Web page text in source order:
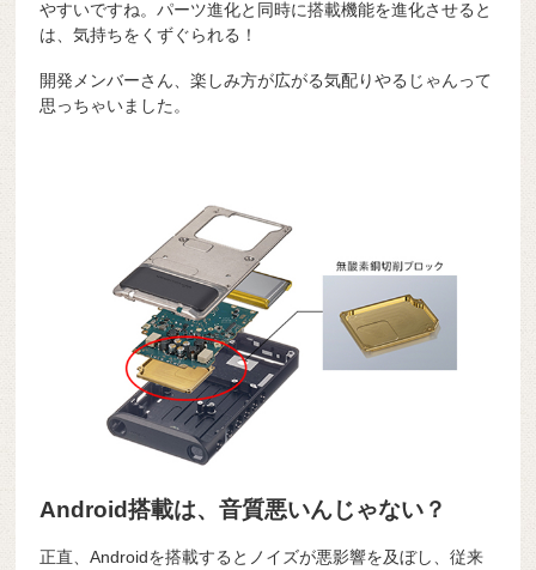
やすいですね。パーツ進化と同時に搭載機能を進化させると
は、気持ちをくずぐられる！
開発メンバーさん、楽しみ方が広がる気配りやるじゃんって
思っちゃいました。
Android搭載は、音質悪いんじゃない？
正直、Androidを搭載するとノイズが悪影響を及ぼし、従来